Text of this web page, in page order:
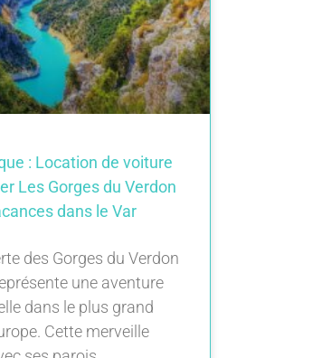
: Location de voiture
Les Gorges du Verdon
dans le Var
des Gorges du Verdon
une aventure
dans le plus grand
Cette merveille